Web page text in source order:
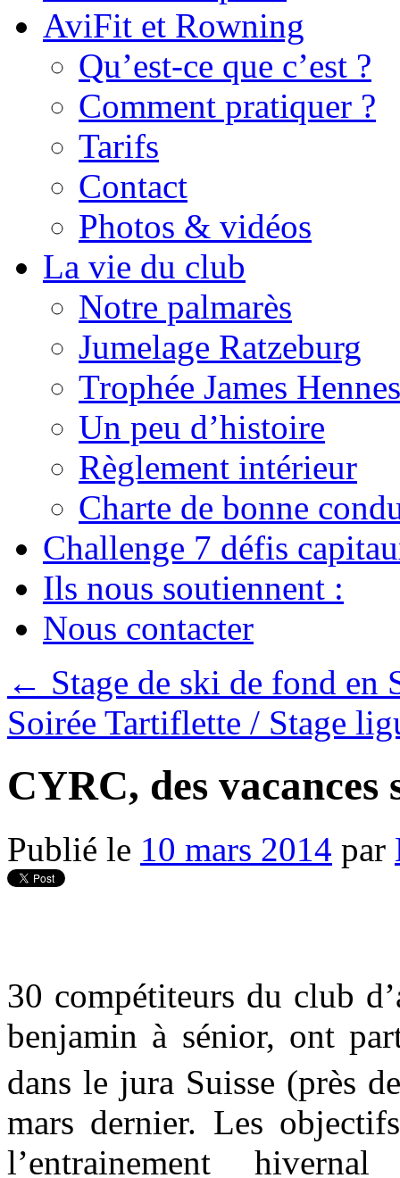
AviFit et Rowning
Qu’est-ce que c’est ?
Comment pratiquer ?
Tarifs
Contact
Photos & vidéos
La vie du club
Notre palmarès
Jumelage Ratzeburg
Trophée James
Un peu d’histoire
Règlement intérieur
Charte de bonne
Challenge 7 défis
Ils nous soutiennent :
Nous contacter
← Stage de ski de fond en
Soirée Tartiflette / Stage
CYRC, des vacances
Publié le 10 mars 2014 par
30 compétiteurs du club
benjamin à sénior, ont
dans le jura Suisse (près
mars dernier. Les
l’entrainement